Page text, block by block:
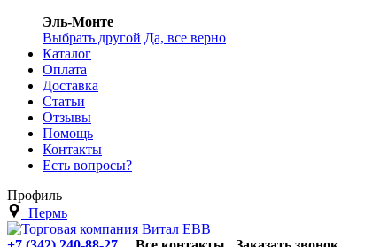
Эль-Монте
Выбрать другой Да, все верно
Каталог
Оплата
Доставка
Статьи
Отзывы
Помощь
Контакты
Есть вопросы?
Профиль
Пермь